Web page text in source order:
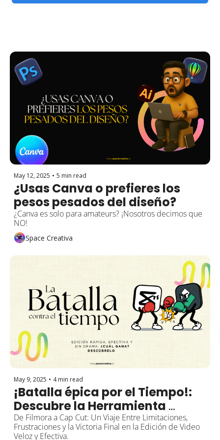
May 12, 2025 • 5 min read
¿Usas Canva o prefieres los
¿Canva es solo para amateurs? ¡Nosotros decimos que
NO!
Space Creativa
May 9, 2025 • 4 min read
¡Batalla épica por el Tiempo!:
Descubre la Herramienta
Secreta que Revolucionó
Nuestra Agencia.
De Filmora a Cap Cut: Un Viaje Entre Limitaciones,
Frustraciones y la Victoria Final en la Edición de Video
Veloz y Efectiva.